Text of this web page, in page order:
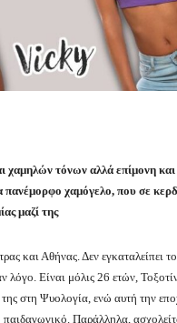
τόνων αλλά επίμονη και
πανέμορφο χαμόγελο, που σε
μαζί της
και Αθήνας. Δεν εγκαταλείπει
λόγο. Είναι μόλις 26 ετών,
της στη Ψυολογία, ενώ αυτή την
παιδαγωγικό. Παράλληλα,